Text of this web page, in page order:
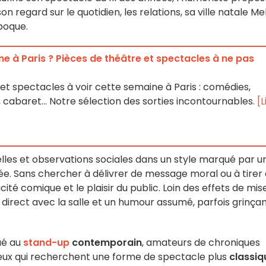
regard sur le quotidien, les relations, sa ville natale
à Paris ? Pièces de théâtre et spectacles à ne pas
spectacles à voir cette semaine à Paris : comédies,
cabaret… Notre sélection des sorties incontournables.
et observations sociales dans un style marqué par
Sans chercher à délivrer de message moral ou à tirer
comique et le plaisir du public. Loin des effets de
avec la salle et un humour assumé, parfois
au stand-up contemporain, amateurs de chroniques
qui recherchent une forme de spectacle plus